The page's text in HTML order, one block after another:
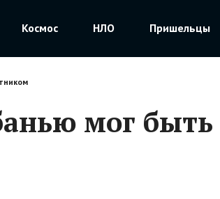
Космос НЛО Пришельцы
мог